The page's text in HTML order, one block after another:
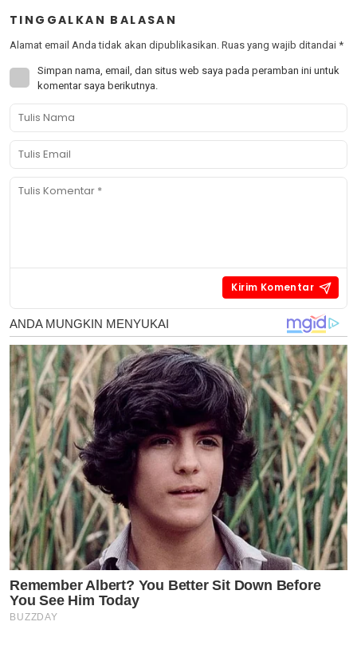
TINGGALKAN BALASAN
Alamat email Anda tidak akan dipublikasikan. Ruas yang wajib ditandai *
Simpan nama, email, dan situs web saya pada peramban ini untuk
komentar saya berikutnya.